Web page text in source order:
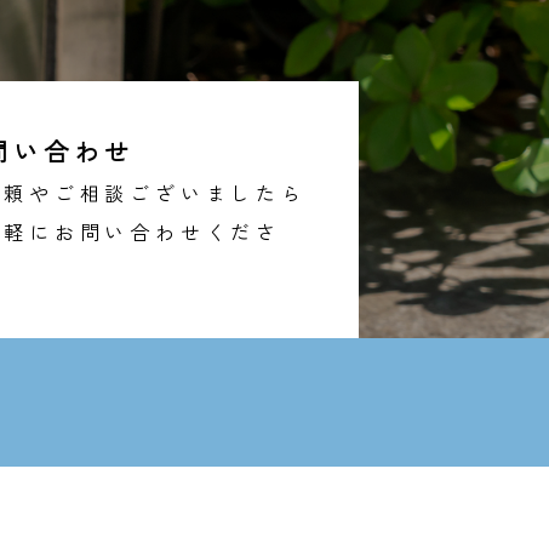
い合わせ
頼やご相談ございましたら
にお問い合わせくださ